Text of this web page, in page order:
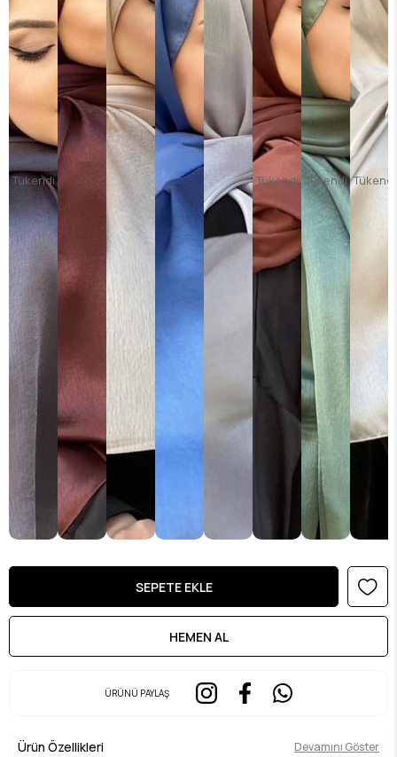
Tükendi Tükendi Tükendi Tükendi
ÜRÜNÜ PAYLAŞ
Ürün Özellikleri Devamını Göster